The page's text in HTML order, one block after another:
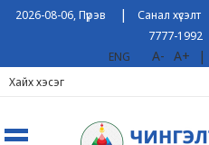
2026-08-06, Пүрэв |Санал хүсэлт
7777-1992
ENG
A- A+ |